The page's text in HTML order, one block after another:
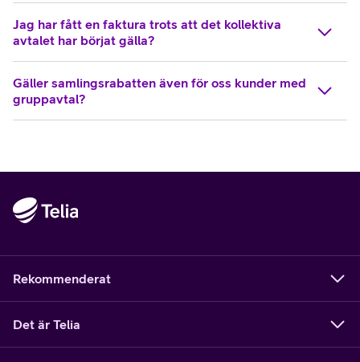
Jag har fått en faktura trots att det kollektiva
avtalet har börjat gälla?
Gäller samlingsrabatten även för oss kunder med
gruppavtal?
Rekommenderat
Det är Telia